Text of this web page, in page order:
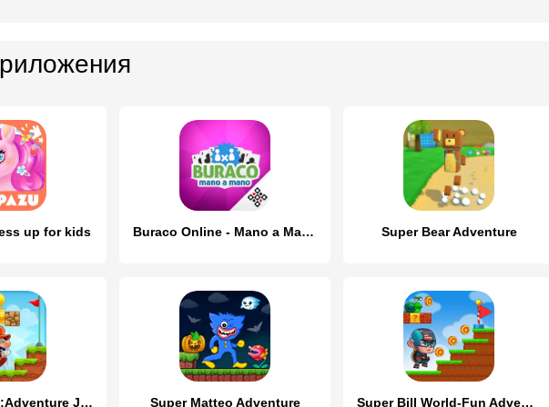
up for kids Buraco Online - Mano a Mano Super Bear Adventure
Super Bino Go:Adventure Jungle Super Matteo Adventure Super Bill World-Fun Adventure